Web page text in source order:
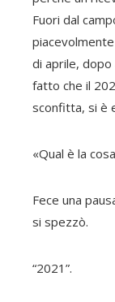
Fuori dal
di aprile,
fatto che il
sconfitta, si è
«Qual è la
Fece una
si spezzò.
“2021”.